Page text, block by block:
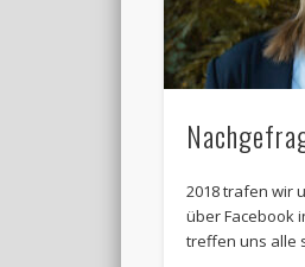
2018 trafen wir
über Facebook
treffen uns alle